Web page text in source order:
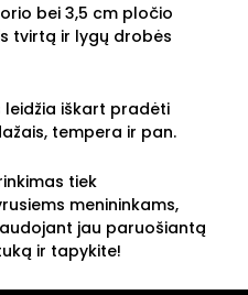
bei 3,5 cm pločio
tvirtą ir lygų drobės
iškart pradėti
tempera ir pan.
tiek
menininkams,
jau paruošiantą
ir tapykite!